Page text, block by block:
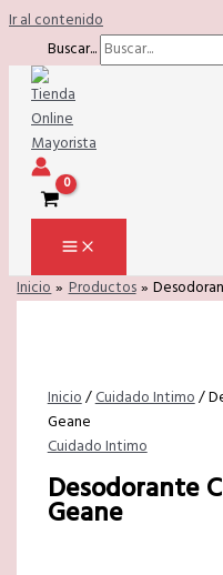
Ir al contenido
Buscar...
Inicio Productos
Inicio/Cuidado Intimo/
Geane
Cuidado Intimo
Desodorante
Geane